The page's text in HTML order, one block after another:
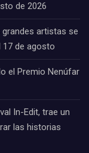
de 2026
artistas se
17 de agosto
el Premio Nenúfar
In-Edit, trae un
las historias